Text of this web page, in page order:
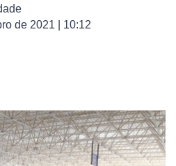
de 2021 | 10:12